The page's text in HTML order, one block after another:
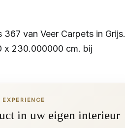
van Veer Carpets in Grijs.
x 230.000000 cm. bij
in uw eigen interieur